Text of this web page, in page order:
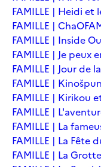
FAMILLE | Heidi et
FAMILLE | ChaO
FAMILLE | Inside
FAMILLE | Je peux
FAMILLE | Jour de
FAMILLE |
FAMILLE | Kirikou
FAMILLE |
FAMILLE | La
FAMILLE | La Fête
FAMILLE | La